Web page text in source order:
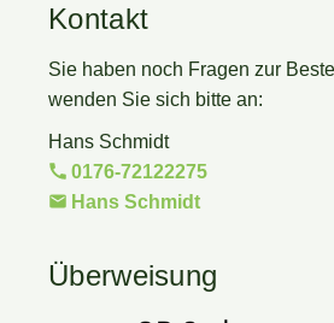
Kontakt
Sie haben noch Fragen zur
wenden Sie sich bitte an:
Hans Schmidt
0176-72122275
Hans Schmidt
Überweisung